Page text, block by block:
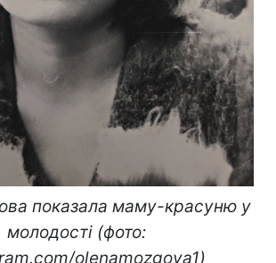
показала маму-красуню у
молодості (фото:
olenamozgova1)